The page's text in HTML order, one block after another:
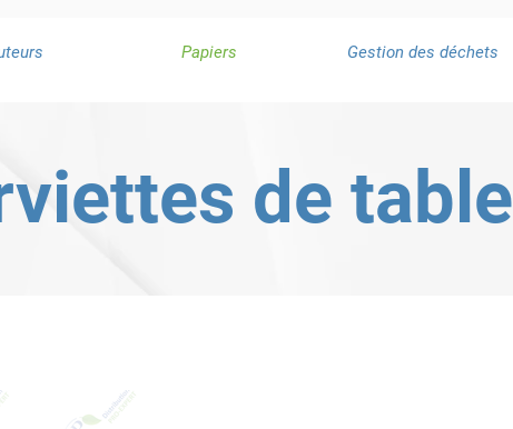
Papiers Gestion des déchets
de table